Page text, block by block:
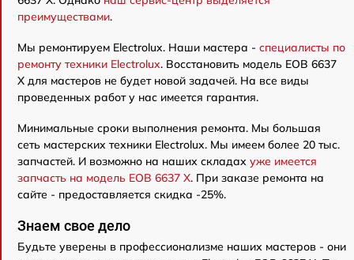
преимуществами.
Мы ремонтируем Electrolux. Наши мастера - специалисты по
ремонту техники Electrolux. Восстановить модель EOB 6637
X для мастеров не будет новой задачей. На все виды
проведенных работ у нас имеется гарантия.
Минимальные сроки выполнения ремонта. Мы большая
сеть мастерских техники Electrolux. Мы имеем более 20 тыс.
запчастей. И возможно на наших складах уже имеется
запчасть на модель EOB 6637 X. При заказе ремонта на
сайте - предоставляется скидка -25%.
Знаем свое дело
Будьте уверены в профессионализме наших мастеров - они